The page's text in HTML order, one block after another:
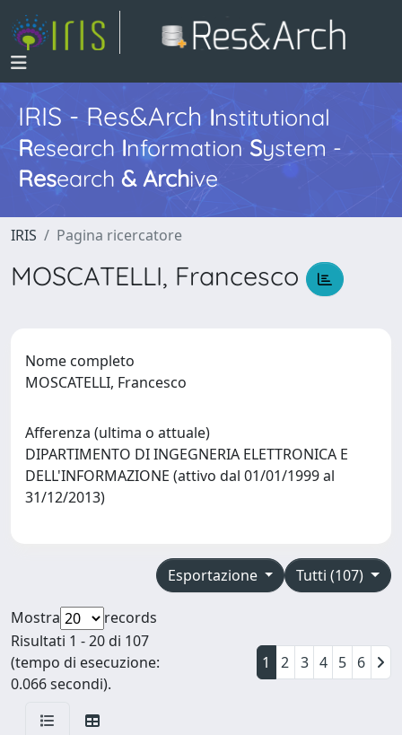
IRIS - Res&ArchInstitutional
Research InformationSystem -
Research & Archive
IRIS Pagina ricercatore
MOSCATELLI, Francesco
Nome completo
MOSCATELLI, Francesco
Afferenza (ultima o attuale)
DIPARTIMENTO DI INGEGNERIA ELETTRONICA E
DELL'INFORMAZIONE (attivo dal 01/01/1999 al
31/12/2013)
Tutti (107)
Esportazione
Mostra
records
Risultati 1 - 20 di 107
(tempo di esecuzione:
0.066 secondi).
1 2 3 4 5 6